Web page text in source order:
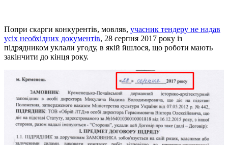
Попри скарги конкурентів, мовляв, учасник тендеру не надав
усіх необхідних документів, 28 серпня 2017 року із
підрядником уклали угоду, в якій йшлося, що роботи мають
закінчити до кінця року.